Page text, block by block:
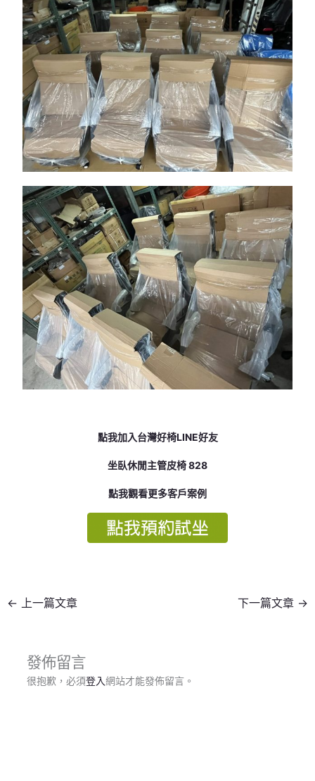
點我加入台灣好椅LINE好友
坐臥休閒主管皮椅 828
點我觀看更多客戶案例
← 上一篇文章 下一篇文章 →
發佈留言
很抱歉，必須登入網站才能發佈留言。